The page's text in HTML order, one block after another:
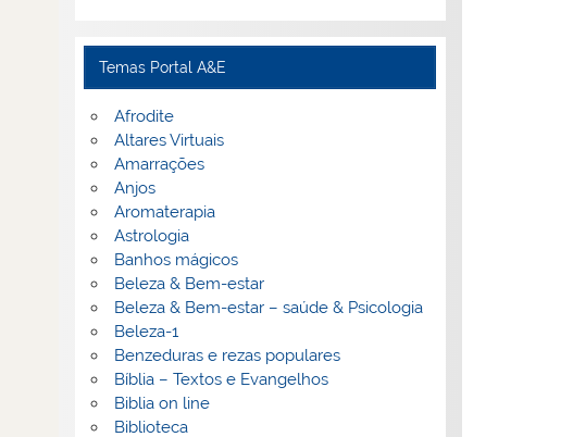
Temas Portal A&E
Afrodite
Altares Virtuais
Amarrações
Anjos
Aromaterapia
Astrologia
Banhos mágicos
Beleza & Bem-estar
Beleza & Bem-estar – saúde & Psicologia
Beleza-1
Benzeduras e rezas populares
Bíblia – Textos e Evangelhos
Biblia on line
Biblioteca